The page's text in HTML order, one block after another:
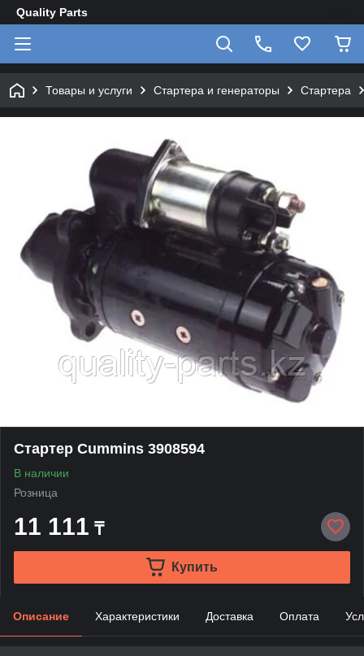
Quality Parts
Товары и услуги Стартера и генераторы Стартера
Стартер Cummins 3908594
В наличии
Розница
11 111 ₸
Купить
Описание Характеристики Доставка Оплата